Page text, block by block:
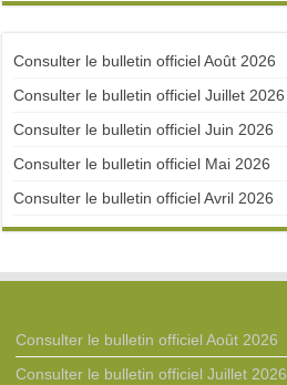
Consulter le bulletin officiel Août 2026
Consulter le bulletin officiel Juillet 2026
Consulter le bulletin officiel Juin 2026
Consulter le bulletin officiel Mai 2026
Consulter le bulletin officiel Avril 2026
Consulter le bulletin officiel Août 2026
Consulter le bulletin officiel Juillet 2026